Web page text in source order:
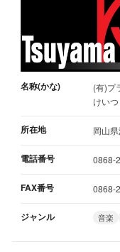
名称(かな)
(有)プ
けいつ
所在地 岡山
電話番号 0868-
FAX番号 0868-
ジャンル 音楽